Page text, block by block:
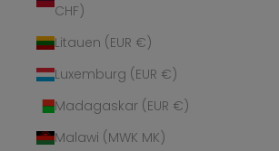
CHF)
Litauen (EUR €)
Luxemburg (EUR €)
Madagaskar (EUR €)
Malawi (MWK MK)